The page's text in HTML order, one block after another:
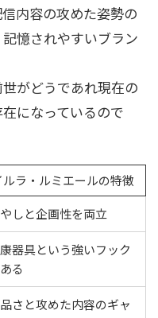
内容の攻めた姿勢の
憶されやすいブラン
がどうであれ現在の
になっているので
ルラ・ルミエールの特徴
しと企画性を両立
器具という強いフック
る
品さと攻めた内容のギャ